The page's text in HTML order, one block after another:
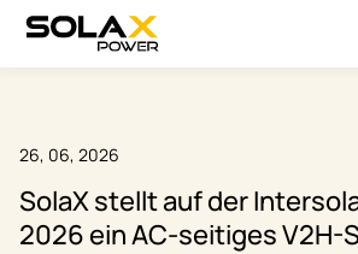
26, 06, 2026
SolaX stellt auf der
2026 ein AC-seitiges V2H-